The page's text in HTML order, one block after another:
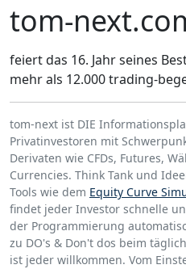
tom-
feiert das 16. Jahr seines
mehr als 12.000 trading-
tom-next ist DIE
Privatinvestoren mit
Derivaten wie CFDs, Futures,
Currencies. Think Tank und
Tools wie dem Equity Curve
findet jeder Investor schnelle
der Programmierung
zu DO's & Don't dos beim
ist jeder willkommen. Vom